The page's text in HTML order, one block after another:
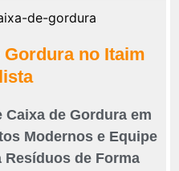
Gordura no Itaim
de Gordura em
Modernos e Equipe
Resíduos de Forma